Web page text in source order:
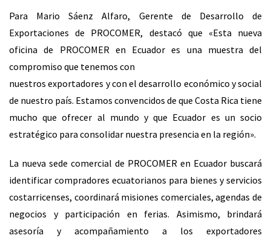
Para Mario Sáenz Alfaro, Gerente de Desarrollo de
Exportaciones de PROCOMER, destacó que «Esta nueva
oficina de PROCOMER en Ecuador es una muestra del
compromiso que tenemos con
nuestros exportadores y con el desarrollo económico y social
de nuestro país. Estamos convencidos de que Costa Rica tiene
mucho que ofrecer al mundo y que Ecuador es un socio
estratégico para consolidar nuestra presencia en la región».
La nueva sede comercial de PROCOMER en Ecuador buscará
identificar compradores ecuatorianos para bienes y servicios
costarricenses, coordinará misiones comerciales, agendas de
negocios y participación en ferias. Asimismo, brindará
asesoría y acompañamiento a los exportadores